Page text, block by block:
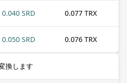
0.040 SRD 0.077 TRX
0.050 SRD 0.076 TRX
換します